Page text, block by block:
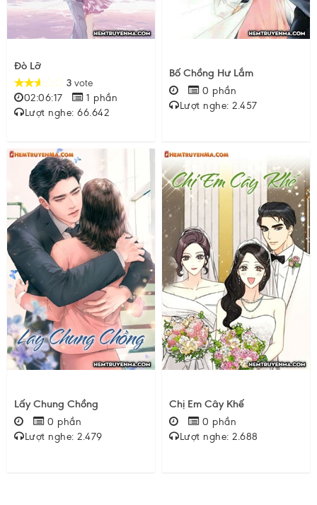
Đò Lỡ
3 vote
02:06:17
1 phần
Lượt nghe: 66.642
Bố Chồng Hư Lắm
0 phần
Lượt nghe: 2.457
Lấy Chung Chồng
0 phần
Lượt nghe: 2.479
Chị Em Cây Khế
0 phần
Lượt nghe: 2.688